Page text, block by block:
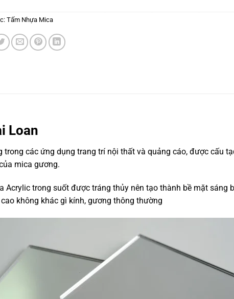
Tấm Nhựa Mica
Loan
trong các ứng dụng trang trí nội thất và quảng cáo, được cấu
mica gương.
trong suốt được tráng thủy nên tạo thành bề mặt sáng
không khác gì kính, gương thông thường